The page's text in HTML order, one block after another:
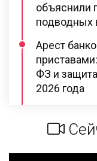
объяснили
подводных
Арест
ФЗ и
2026 года